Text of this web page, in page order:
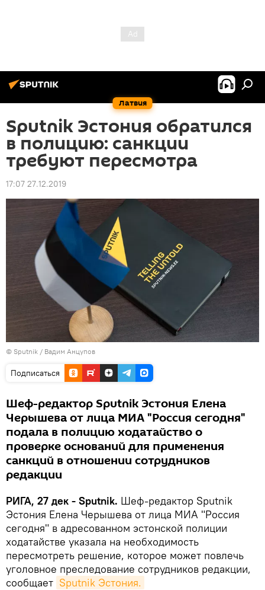
Латвия
Sputnik Эстония обратился
в полицию: санкции
требуют пересмотра
17:07 27.12.2019
© Sputnik / Вадим Анцупов
Подписаться
Шеф-редактор Sputnik Эстония Елена
Черышева от лица МИА "Россия сегодня"
подала в полицию ходатайство о
проверке оснований для применения
санкций в отношении сотрудников
редакции
РИГА, 27 дек - Sputnik. Шеф-редактор Sputnik
Эстония Елена Черышева от лица МИА "Россия
сегодня" в адресованном эстонской полиции
ходатайстве указала на необходимость
пересмотреть решение, которое может повлечь
уголовное преследование сотрудников редакции,
сообщает Sputnik Эстония.